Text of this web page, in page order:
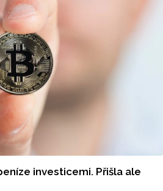
investicemi. Přišla ale